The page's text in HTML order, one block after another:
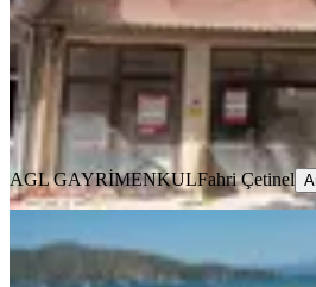
16.000.000 ₺
AGL GAYRİMENKUL Fahri Çetinel
AGL GAYRİMENKULFahri Çetinel
UYGUN
Fethiyenin
Dershane,